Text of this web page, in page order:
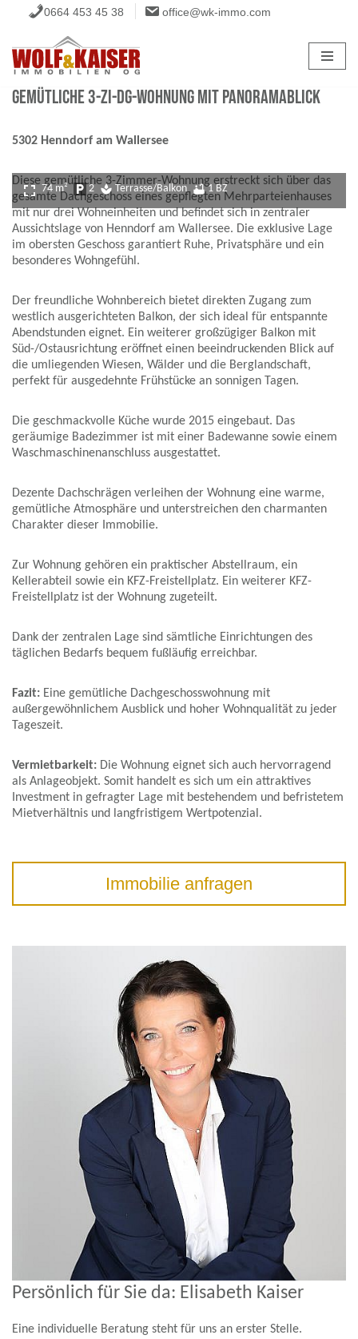
Inhalt
springen
0664 453 45 38 office@wk-immo.com
Gemütliche 3-Zi-DG-Wohnung mit Panoramablick
5302 Henndorf am Wallersee
fullscreen 74 m² local_parking 2 spa Terrasse/Balkon bathtub 1 BZ
Diese gemütliche 3-Zimmer-Wohnung erstreckt sich über das
gesamte Dachgeschoss eines gepflegten Mehrparteienhauses
mit nur drei Wohneinheiten und befindet sich in zentraler
Aussichtslage von Henndorf am Wallersee. Die exklusive Lage
im obersten Geschoss garantiert Ruhe, Privatsphäre und ein
besonderes Wohngefühl.
Der freundliche Wohnbereich bietet direkten Zugang zum
westlich ausgerichteten Balkon, der sich ideal für entspannte
Abendstunden eignet. Ein weiterer großzügiger Balkon mit
Süd-/Ostausrichtung eröffnet einen beeindruckenden Blick auf
die umliegenden Wiesen, Wälder und die Berglandschaft,
perfekt für ausgedehnte Frühstücke an sonnigen Tagen.
Die geschmackvolle Küche wurde 2015 eingebaut. Das
geräumige Badezimmer ist mit einer Badewanne sowie einem
Waschmaschinenanschluss ausgestattet.
Dezente Dachschrägen verleihen der Wohnung eine warme,
gemütliche Atmosphäre und unterstreichen den charmanten
Charakter dieser Immobilie.
Zur Wohnung gehören ein praktischer Abstellraum, ein
Kellerabteil sowie ein KFZ-Freistellplatz. Ein weiterer KFZ-
Freistellplatz ist der Wohnung zugeteilt.
Dank der zentralen Lage sind sämtliche Einrichtungen des
täglichen Bedarfs bequem fußläufig erreichbar.
Fazit: Eine gemütliche Dachgeschosswohnung mit
außergewöhnlichem Ausblick und hoher Wohnqualität zu jeder
Tageszeit.
Vermietbarkeit: Die Wohnung eignet sich auch hervorragend
als Anlageobjekt. Somit handelt es sich um ein attraktives
Investment in gefragter Lage mit bestehendem und befristetem
Mietverhältnis und langfristigem Wertpotenzial.
Immobilie anfragen
Persönlich für Sie da: Elisabeth Kaiser
Eine individuelle Beratung steht für uns an erster Stelle.